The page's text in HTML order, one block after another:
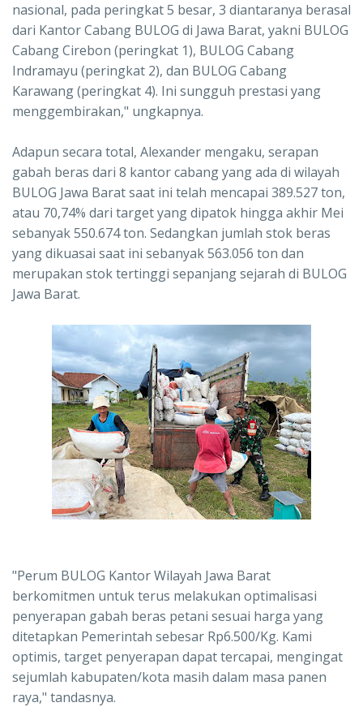
nasional, pada peringkat 5 besar, 3 diantaranya berasal
dari Kantor Cabang BULOG di Jawa Barat, yakni BULOG
Cabang Cirebon (peringkat 1), BULOG Cabang
Indramayu (peringkat 2), dan BULOG Cabang
Karawang (peringkat 4). Ini sungguh prestasi yang
menggembirakan," ungkapnya.
Adapun secara total, Alexander mengaku, serapan
gabah beras dari 8 kantor cabang yang ada di wilayah
BULOG Jawa Barat saat ini telah mencapai 389.527 ton,
atau 70,74% dari target yang dipatok hingga akhir Mei
sebanyak 550.674 ton. Sedangkan jumlah stok beras
yang dikuasai saat ini sebanyak 563.056 ton dan
merupakan stok tertinggi sepanjang sejarah di BULOG
Jawa Barat.
"Perum BULOG Kantor Wilayah Jawa Barat
berkomitmen untuk terus melakukan optimalisasi
penyerapan gabah beras petani sesuai harga yang
ditetapkan Pemerintah sebesar Rp6.500/Kg. Kami
optimis, target penyerapan dapat tercapai, mengingat
sejumlah kabupaten/kota masih dalam masa panen
raya," tandasnya.